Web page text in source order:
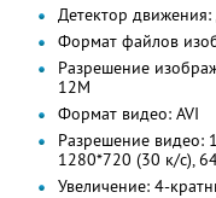
Детектор движения:
Формат файлов
Разрешение
12M
Формат видео: AVI
Разрешение видео:
1280*720 (30 к/с),
Увеличение: 4-